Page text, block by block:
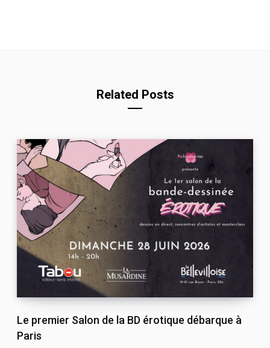
Related Posts
Le premier Salon de la BD érotique débarque à
Paris